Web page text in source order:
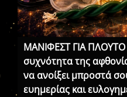
ΜΑΝΙΦΕΣΤ ΓΙΑ ΠΛΟΥΤΟ
συχνότητα της
να ανοίξει μπροστά
ευημερίας και